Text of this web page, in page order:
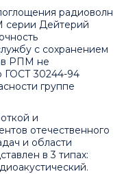
радиоволн
серии Дейтерий
с сохранением
РПМ не
ГОСТ 30244-94
группе
и
отечественного
и области
в 3 типах: